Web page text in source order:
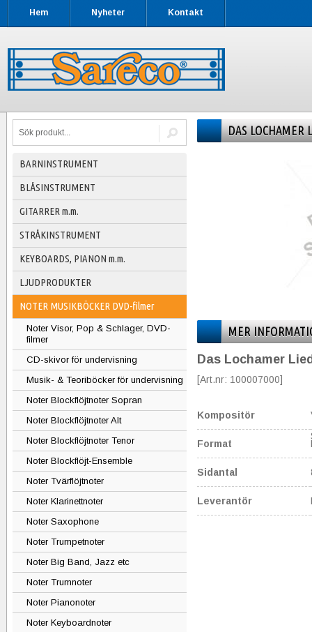
Hem Nyheter Kontakt
BARNINSTRUMENT
BLÅSINSTRUMENT
GITARRER m.m.
STRÅKINSTRUMENT
KEYBOARDS, PIANON m.m.
LJUDPRODUKTER
NOTER MUSIKBÖCKER DVD-filmer
Noter Visor, Pop & Schlager, DVD-
filmer
CD-skivor för undervisning
Musik- & Teoriböcker för undervisning
Noter Blockflöjtnoter Sopran
Noter Blockflöjtnoter Alt
Noter Blockflöjtnoter Tenor
Noter Blockflöjt-Ensemble
Noter Tvärflöjtnoter
Noter Klarinettnoter
Noter Saxophone
Noter Trumpetnoter
Noter Big Band, Jazz etc
Noter Trumnoter
Noter Pianonoter
Noter Keyboardnoter
DAS LOCHAMER
MER
Das Lochamer
[Art.nr: 100007000]
Kompositör
Format
Sidantal
Leverantör